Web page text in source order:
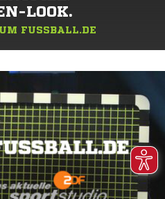
LOOK.
FUSSBALL.DE